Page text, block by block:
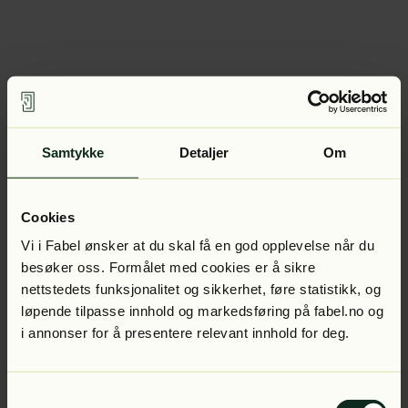
Samtykke Detaljer Om
Cookies
Vi i Fabel ønsker at du skal få en god opplevelse når du
besøker oss. Formålet med cookies er å sikre
nettstedets funksjonalitet og sikkerhet, føre statistikk, og
løpende tilpasse innhold og markedsføring på fabel.no og
i annonser for å presentere relevant innhold for deg.